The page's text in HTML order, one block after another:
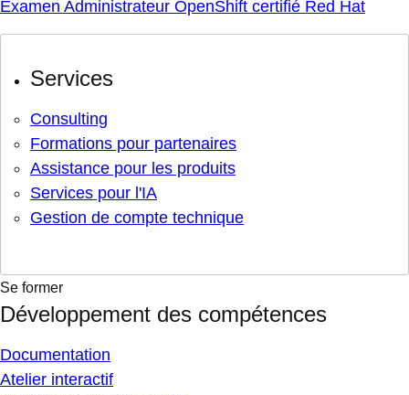
Examen Administrateur OpenShift certifié Red Hat
Services
Consulting
Formations pour partenaires
Assistance pour les produits
Services pour l'IA
Gestion de compte technique
Se former
Développement des compétences
Documentation
Atelier interactif